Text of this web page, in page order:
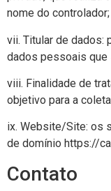
nome do controlador;
vii. Titular de dados:
dados pessoais que
viii. Finalidade de
objetivo para a
ix. Website/Site: os
de domínio https://
Contato